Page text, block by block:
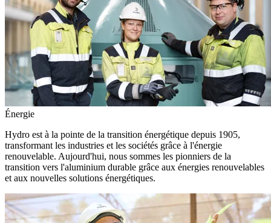
Énergie
Hydro est à la pointe de la transition énergétique depuis 1905,
transformant les industries et les sociétés grâce à l'énergie
renouvelable. Aujourd'hui, nous sommes les pionniers de la
transition vers l'aluminium durable grâce aux énergies renouvelables
et aux nouvelles solutions énergétiques.